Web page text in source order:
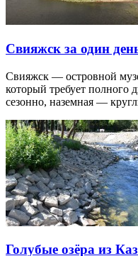
Свияжск за один
Свияжск — островной
который требует полного
сезонно, наземная —
Голубые озёра из